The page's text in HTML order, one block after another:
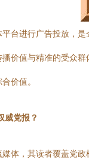
台进行广告投放，
价值与精准的受众
价值。
威党报？
媒体，其读者覆盖党